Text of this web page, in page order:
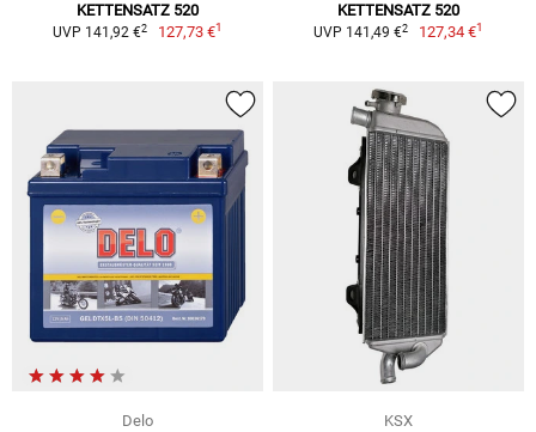
KETTENSATZ 520
UVP 141,92 €2 127,73 €1
KETTENSATZ 520
UVP 141,49 €2 127,34 €1
Delo
KSX